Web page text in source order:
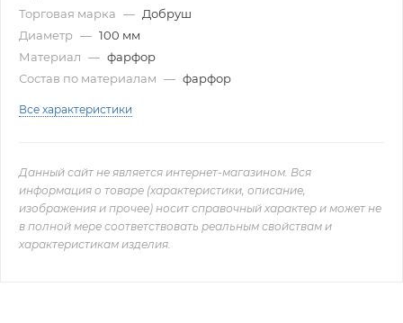
Торговая марка — Добруш
Диаметр — 100 мм
Материал — фарфор
Состав по материалам — фарфор
Все характеристики
Данный сайт не является интернет-магазином. Вся
информация о товаре (характеристики, описание,
изображения и прочее) носит справочный характер и может не
в полной мере соответствовать реальным свойствам и
характеристикам изделия.